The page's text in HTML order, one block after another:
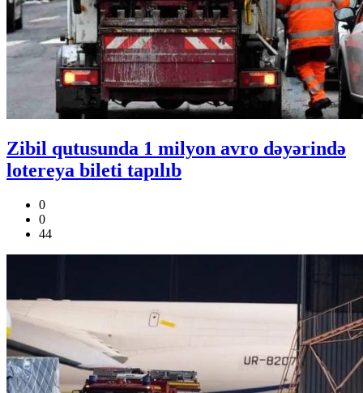
Zibil qutusunda 1 milyon avro dəyərində
lotereya bileti tapılıb
0
0
44